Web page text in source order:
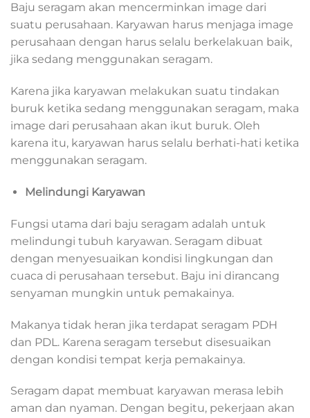
Baju seragam akan mencerminkan image dari
suatu perusahaan. Karyawan harus menjaga image
perusahaan dengan harus selalu berkelakuan baik,
jika sedang menggunakan seragam.
Karena jika karyawan melakukan suatu tindakan
buruk ketika sedang menggunakan seragam, maka
image dari perusahaan akan ikut buruk. Oleh
karena itu, karyawan harus selalu berhati-hati ketika
menggunakan seragam.
Melindungi Karyawan
Fungsi utama dari baju seragam adalah untuk
melindungi tubuh karyawan. Seragam dibuat
dengan menyesuaikan kondisi lingkungan dan
cuaca di perusahaan tersebut. Baju ini dirancang
senyaman mungkin untuk pemakainya.
Makanya tidak heran jika terdapat seragam PDH
dan PDL. Karena seragam tersebut disesuaikan
dengan kondisi tempat kerja pemakainya.
Seragam dapat membuat karyawan merasa lebih
aman dan nyaman. Dengan begitu, pekerjaan akan